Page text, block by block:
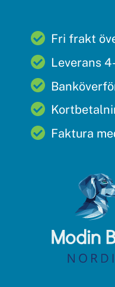
Fri frakt
Leverans
Faktura